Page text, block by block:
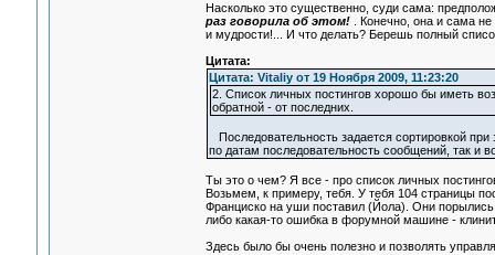
Насколько это существенно, суди сама:
раз говорила об этом!. Конечно, она и сама не
и мудрости!... И что делать? Берешь полный
Цитата:
Цитата: Vitaliy от 19 Ноября 2009, 11:23:20
2. Список личных постингов хорошо бы иметь
обратной - от последних.
Последовательность задается сортировкой
по датам последовательность сообщений, так и
Ты это о чем? Я все - про список личных
Возьмем, к примеру, тебя. У тебя 104 страницы
Франциско на уши поставил (Йола). Они
либо какая-то ошибка в форумной машине -
Здесь было бы очень полезно и позволять